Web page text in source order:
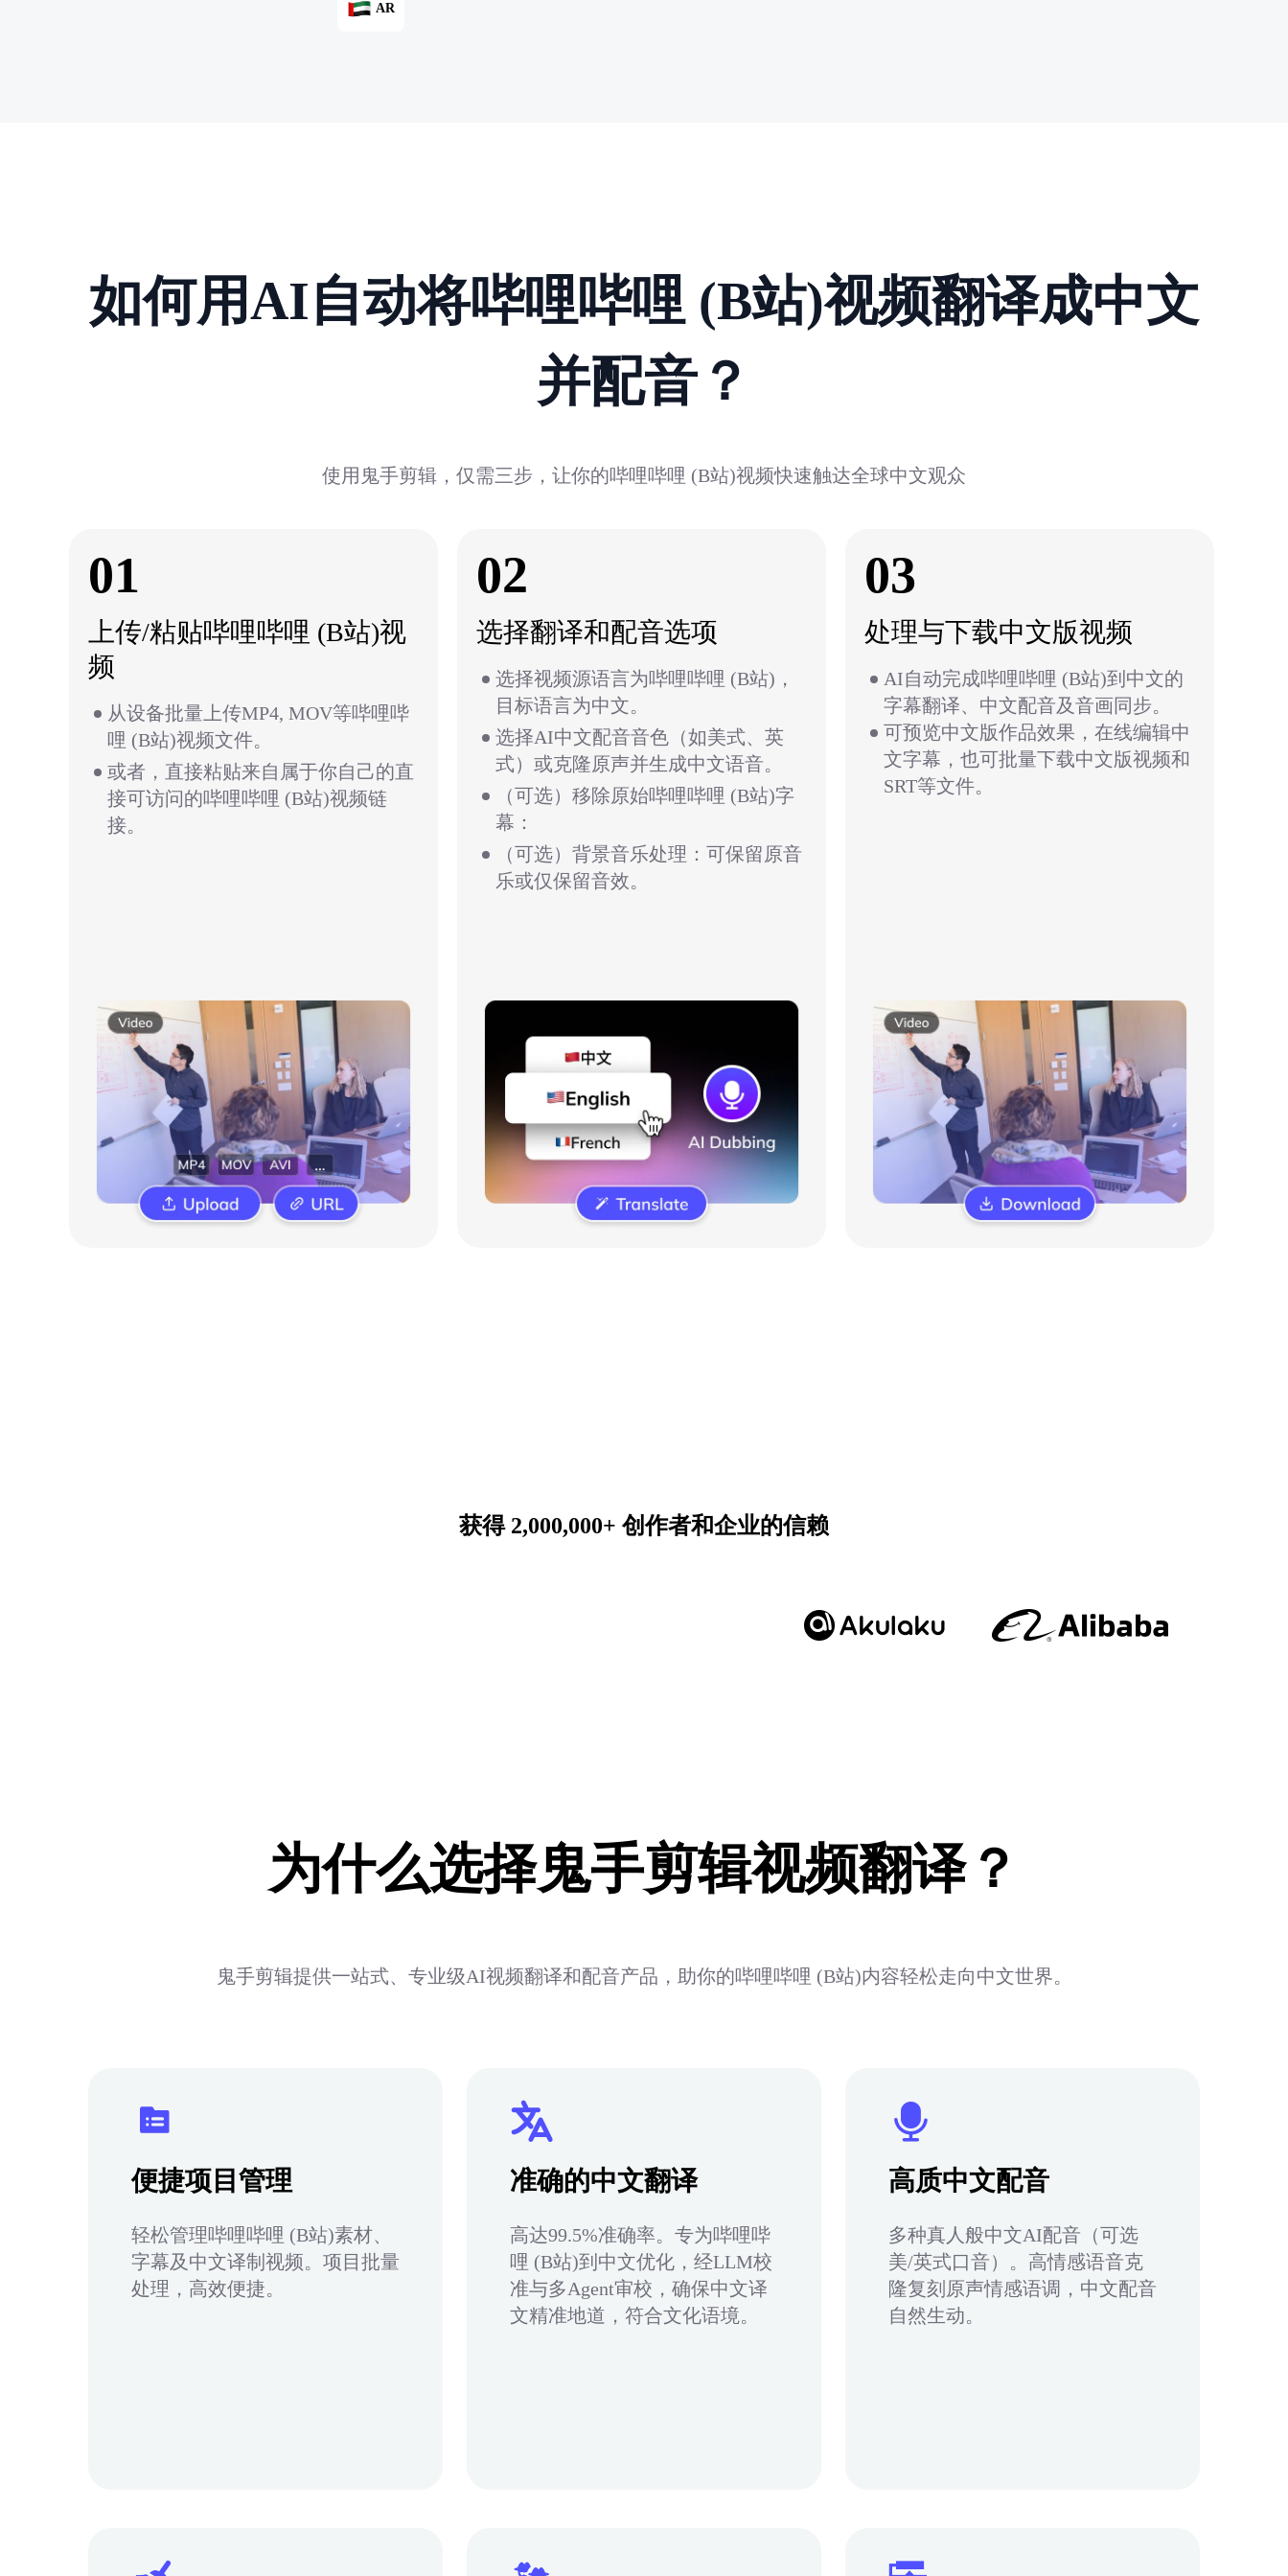
AR
如何用AI自动将哔哩哔哩 (B站)视频翻译成中文
并配音？
使用鬼手剪辑，仅需三步，让你的哔哩哔哩 (B站)视频快速触达全球中文观众
01
上传/粘贴哔哩哔哩 (B站)视
频
从设备批量上传MP4, MOV等哔哩哔
哩 (B站)视频文件。
或者，直接粘贴来自属于你自己的直
接可访问的哔哩哔哩 (B站)视频链
接。
02
选择翻译和配音选项
选择视频源语言为哔哩哔哩 (B站)，
目标语言为中文。
选择AI中文配音音色（如美式、英
式）或克隆原声并生成中文语音。
（可选）移除原始哔哩哔哩 (B站)字
幕：
（可选）背景音乐处理：可保留原音
乐或仅保留音效。
03
处理与下载中文版视频
AI自动完成哔哩哔哩 (B站)到中文的
字幕翻译、中文配音及音画同步。
可预览中文版作品效果，在线编辑中
文字幕，也可批量下载中文版视频和
SRT等文件。
获得 2,000,000+ 创作者和企业的信赖
为什么选择鬼手剪辑视频翻译？
鬼手剪辑提供一站式、专业级AI视频翻译和配音产品，助你的哔哩哔哩 (B站)内容轻松走向中文世界。
便捷项目管理
轻松管理哔哩哔哩 (B站)素材、
字幕及中文译制视频。项目批量
处理，高效便捷。
准确的中文翻译
高达99.5%准确率。专为哔哩哔
哩 (B站)到中文优化，经LLM校
准与多Agent审校，确保中文译
文精准地道，符合文化语境。
高质中文配音
多种真人般中文AI配音（可选
美/英式口音）。高情感语音克
隆复刻原声情感语调，中文配音
自然生动。